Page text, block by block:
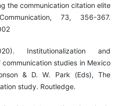
the communication citation elite
73, 356-367.
Institutionalization and
studies in Mexico
& D. W. Park (Eds), The
study. Routledge.